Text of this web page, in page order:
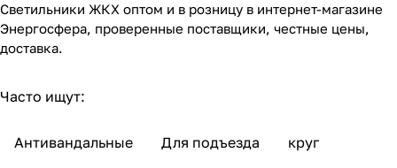
Светильники ЖКХ оптом и в розницу в интернет-магазине
Энергосфера, проверенные поставщики, честные цены,
доставка.
Часто ищут:
Антивандальные Для подъезда
круг